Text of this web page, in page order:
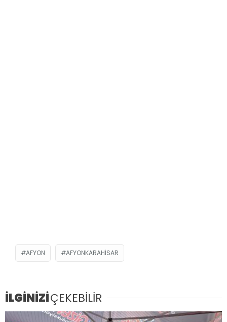
AFYON AFYONKARAHISAR
İLGİNİZİÇEKEBİLİR